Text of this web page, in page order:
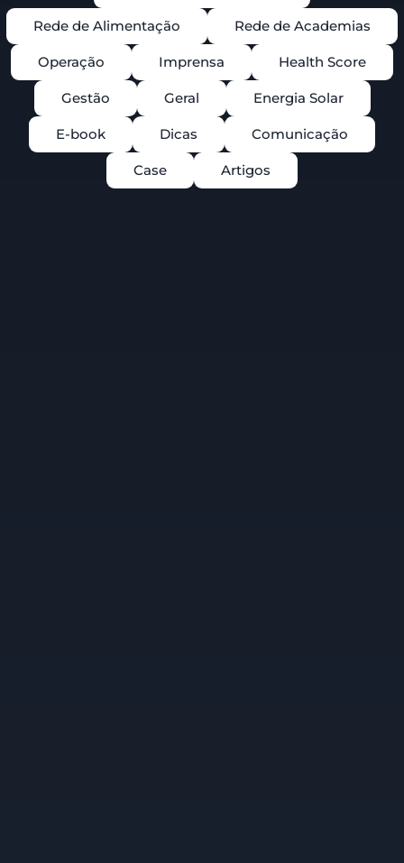
Rede de Alimentação Rede de Academias
Operação Imprensa Health Score
Gestão Geral Energia Solar
E-book Dicas Comunicação
Case Artigos